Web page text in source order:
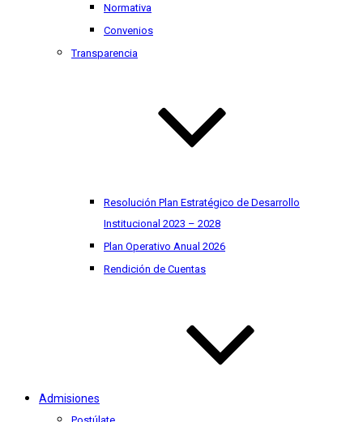
Normativa
Convenios
Transparencia
Resolución Plan Estratégico de Desarrollo
Institucional 2023 – 2028
Plan Operativo Anual 2026
Rendición de Cuentas
Admisiones